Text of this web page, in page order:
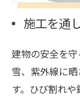
施工を通
建物の安全を
雪、紫外線に
す。ひび割れ